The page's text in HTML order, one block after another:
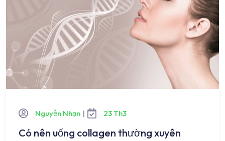
Nguyễn Nhạn | 23 Th3
Có nên uống collagen thường xuyên